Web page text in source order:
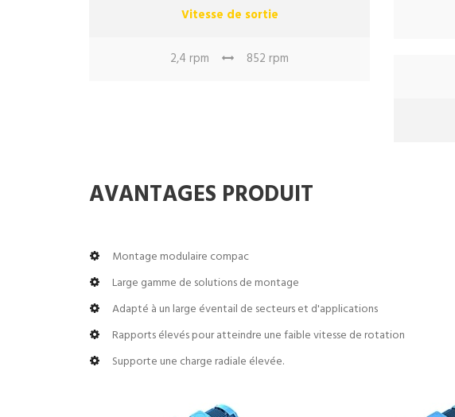
Vitesse de sortie
2,4 rpm 852 rpm
AVANTAGES PRODUIT
Montage modulaire compac
Large gamme de solutions de montage
Adapté à un large éventail de secteurs et d'applications
Rapports élevés pour atteindre une faible vitesse de rotation
Supporte une charge radiale élevée.